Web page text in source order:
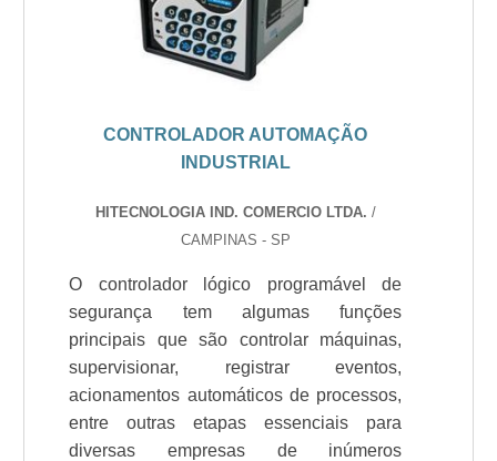
CONTROLADOR AUTOMAÇÃO
INDUSTRIAL
HITECNOLOGIA IND. COMERCIO LTDA. /
CAMPINAS - SP
O controlador lógico programável de
segurança tem algumas funções
principais que são controlar máquinas,
supervisionar, registrar eventos,
acionamentos automáticos de processos,
entre outras etapas essenciais para
diversas empresas de inúmeros